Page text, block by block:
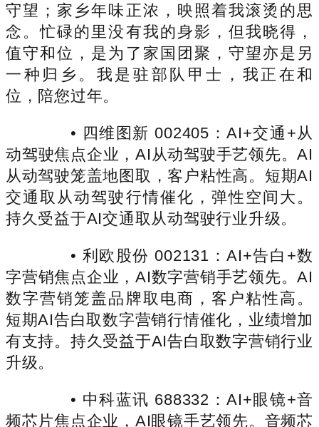
守望；家乡年味正浓，映照着我滚烫的思
念。忙碌的里没有我的身影，但我晓得，
值守和位，是为了家国团聚，守望亦是另
一种归乡。我是驻部队甲士，我正在和
位，陪您过年。
• 四维图新 002405：AI+交通+从
动驾驶焦点企业，AI从动驾驶手艺领先。AI
从动驾驶笼盖地图取，客户粘性高。短期AI
交通取从动驾驶行情催化，弹性空间大。
持久受益于AI交通取从动驾驶行业升级。
• 利欧股份 002131：AI+告白+数
字营销焦点企业，AI数字营销手艺领先。AI
数字营销笼盖品牌取电商，客户粘性高。
短期AI告白取数字营销行情催化，业绩增加
有支持。持久受益于AI告白取数字营销行业
升级。
• 中科蓝讯 688332：AI+眼镜+音
频芯片焦点企业，AI眼镜手艺领先。音频芯